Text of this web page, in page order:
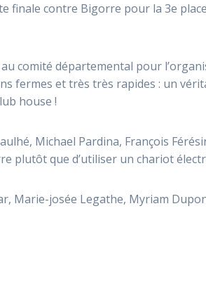
finale contre Bigorre pour la 3e
comité départemental pour
fermes et très très rapides : un
house !
Michael Pardina, François
plutôt que d’utiliser un chariot
Marie-josée Legathe, Myriam